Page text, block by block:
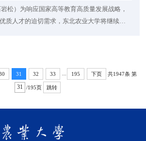
松）为响应国家高等教育高质量发展战略，
质人才的迫切需求，东北农业大学将继续扩
地黑土工程、生物育种、生物科学、食品科
招生规模，同时进一步完善拔尖...
31 32 33 195 下页 共1947条 第
/195页 跳转